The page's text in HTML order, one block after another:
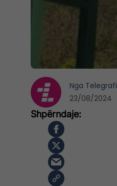
Nga Telegrafi
23/08/2024